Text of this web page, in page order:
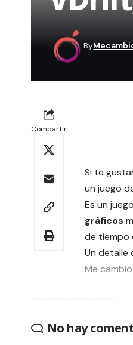
By
Compartir
Si te
un juego
Es un
gráficos
de tiempo
Un detalle
Me
No hay